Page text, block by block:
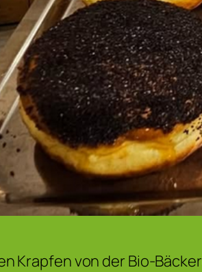
Krapfen von der Bio-